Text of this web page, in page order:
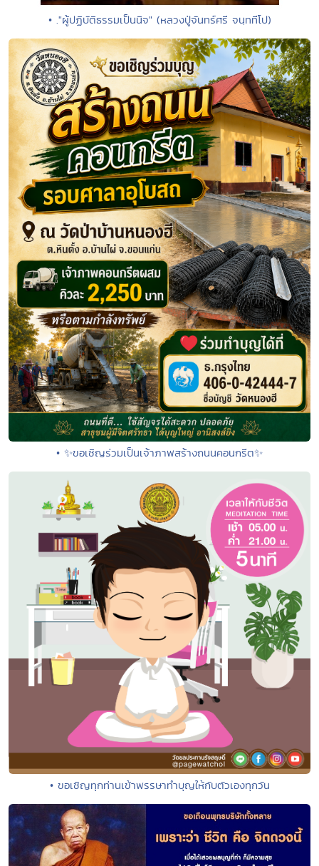
• ."ผู้ปฏิบัติธรรมเป็นนิจ" (หลวงปู่จันทร์ศรี จนฺททีโป)
• ✨ขอเชิญร่วมเป็นเจ้าภาพสร้างถนนคอนกรีต✨
• ขอเชิญทุกท่านเข้าพรรษาทำบุญให้กับตัวเองทุกวัน